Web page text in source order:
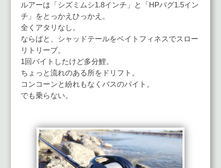
ルアーは「シズミムシ1.8インチ」と「HPバグ1.5イン
チ」をとっかえひっかえ。
全くアタリなし。
ならばと、シャッドテールをベイトフィネスでスロー
リトリーブ。
1回バイトしたけど多分鯉。
ちょっと流れのある所をドリフト。
コンコーンと紛れもなくバスのバイト。
でも乗らない。